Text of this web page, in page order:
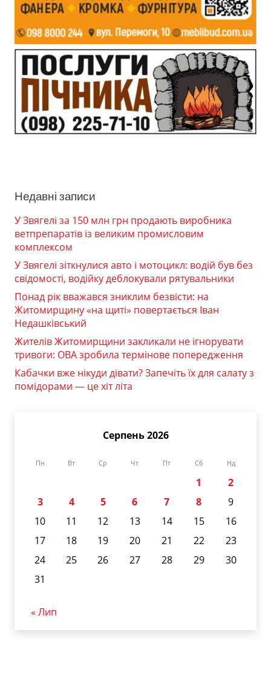
Недавні записи
У Звягелі за 150 млн грн продають виробника
ветпрепаратів із великим промисловим
комплексом
У Звягелі зіткнулися авто і мотоцикл: водій був без
свідомості, водійку деблокували рятувальники
Понад рік вважався зниклим безвісти: на
Житомирщину «на щиті» повертається Іван
Недашківський
Жителів Житомирщини закликали не ігнорувати
тривоги: ОВА зробила термінове попередження
Кабачки вже нікуди дівати? Запечіть їх для салату з
помідорами — це хіт літа
Серпень 2026
Пн Вт Ср Чт Пт Сб Нд
1
2
3
4 5 6 7 8
9
10
11 12 13 14 15
16
17
18 19 20 21 22
23
24
25 26 27 28 29
30
31
« Лип